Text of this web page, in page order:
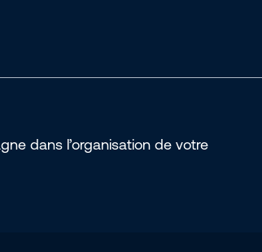
dans l’organisation de votre